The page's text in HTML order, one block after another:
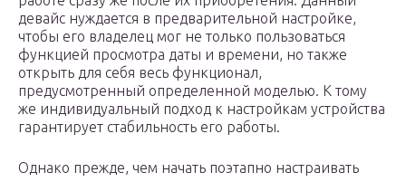
девайс нуждается в предварительной настройке,
чтобы его владелец мог не только пользоваться
функцией просмотра даты и времени, но также
открыть для себя весь функционал,
предусмотренный определенной моделью. К тому
же индивидуальный подход к настройкам устройства
гарантирует стабильность его работы.
Однако прежде, чем начать поэтапно настраивать